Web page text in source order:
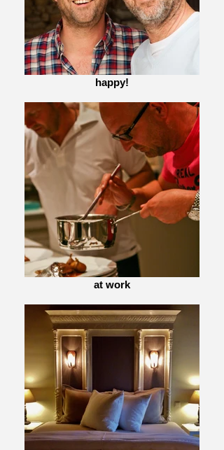
happy!
at work